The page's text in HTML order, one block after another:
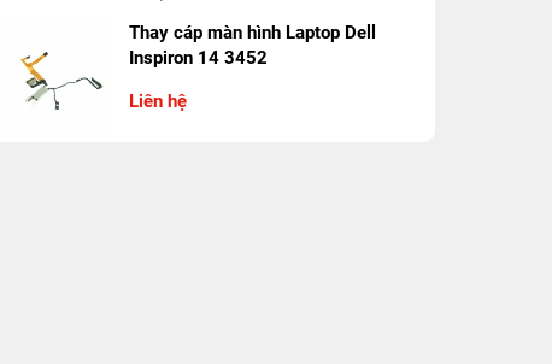
Thay cáp màn hình Laptop Dell
Inspiron 14 3452
Liên hệ